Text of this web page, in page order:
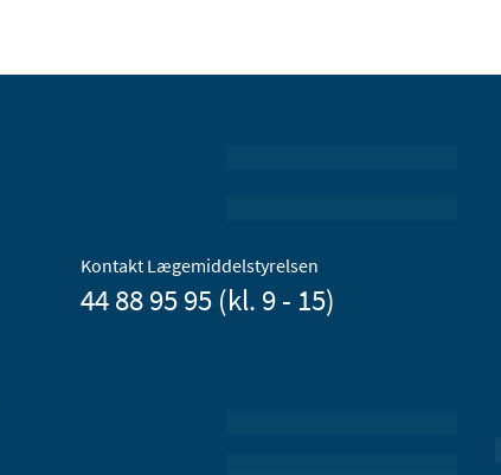
Kontakt Lægemiddelstyrelsen
44 88 95 95 (kl. 9 - 15)